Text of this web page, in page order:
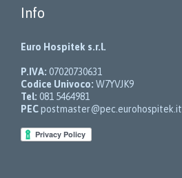
Info
Euro Hospitek s.r.l.
P.IVA: 07020730631
Codice Univoco: W7YVJK9
Tel: 081 5464981
PECpostmaster@pec.eurohospitek.it